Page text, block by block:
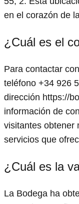
en el corazón de
¿Cuál es el
Para contactar
teléfono +34 926
dirección https://
información de
visitantes obtener
servicios que
¿Cuál es la
La Bodega ha